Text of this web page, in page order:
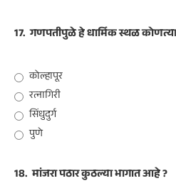
17. गणपतीपुळे हे धार्मिक स्थळ
कोल्हापूर
रत्नागिरी
सिंधुदुर्ग
पुणे
18. मांजरा पठार कुठल्या भागात आहे ?